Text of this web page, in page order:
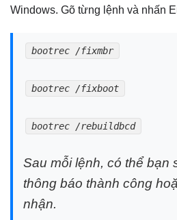
Windows. Gõ từng lệnh và nhấn
bootrec /fixmbr
bootrec /fixboot
bootrec /rebuildbcd
Sau mỗi lệnh, có thể bạn
thông báo thành công
nhận.